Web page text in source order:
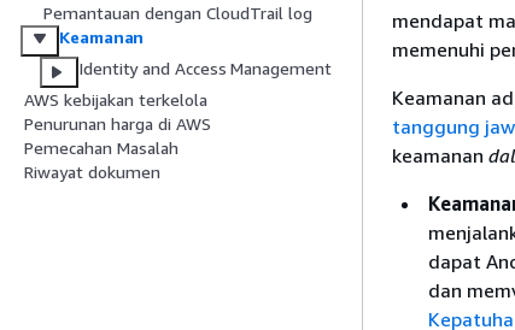
Pemantauan dengan CloudTrail log
Keamanan
Identity and Access Management
AWS kebijakan terkelola
Penurunan harga di AWS
Pemecahan Masalah
Riwayat dokumen
mendapat
memenuhi
Keamanan
tanggung
keamanan
dapat
dan